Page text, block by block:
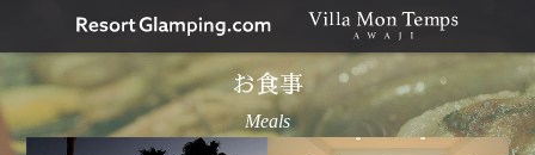
お食事
Meals